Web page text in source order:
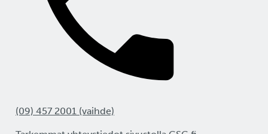
(09) 457 2001 (vaihde)